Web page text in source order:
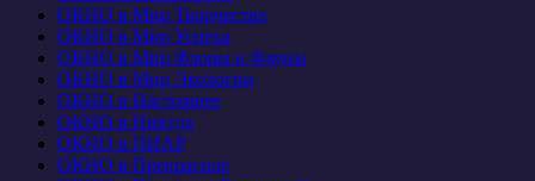
ОКНО в Мир Творчества
ОКНО в Мир Успеха
ОКНО в Мир Флоры и Фауны
ОКНО в Мир Экологии
ОКНО в Настоящее
ОКНО в Никуда
ОКНО в ПИАР
ОКНО в Прекрасное